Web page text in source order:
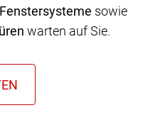
sowie
warten auf Sie.